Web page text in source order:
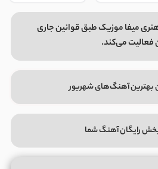
میفا موزیک طبق قوانین جاری
فعالیت می‌کند.
بهترین آهنگ‌های شهریور
رایگان آهنگ شما